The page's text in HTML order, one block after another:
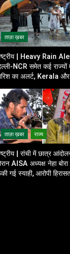
ताज़ा ख़बर
| Heavy Rain
NCR समेत कई राज्यों
का अलर्ट, Kerala और
ताज़ा ख़बर राज्य
| रांची में छात्र
AISA अध्यक्ष नेहा बोरा
गई स्याही, आरोपी